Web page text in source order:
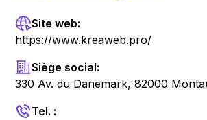
Site web:
https://www.kreaweb.pro/
Siège social:
330 Av. du Danemark, 82000
Tel. :